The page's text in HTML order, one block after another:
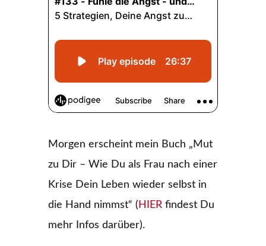
Morgen erscheint mein Buch „Mut
zu Dir – Wie Du als Frau nach einer
Krise Dein Leben wieder selbst in
die Hand nimmst“ ( HIERfindest Du
mehr Infos darüber).